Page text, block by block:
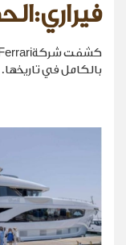
بالكامل في تاريخها.